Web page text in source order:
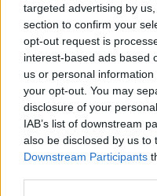
targeted advertising by
section to confirm your
opt-out request is
interest-based ads based
us or personal
your opt-out. You may
disclosure of your
IAB’s list of downstream
also be disclosed by us to
Downstream Participants
Dzień dobry, w
sobotę dostałam
trwało do
nowe opakowanie
prawidłowo drogiej
a we wtorek jak się
dwie. Moje pytanie
w tym
Forum: